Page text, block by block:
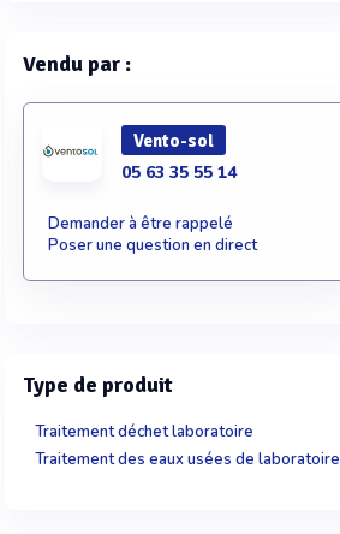
Vendu par :
Vento-sol
05 63 35 55 14
Demander à être rappelé
Poser une question en direct
Type de produit
Traitement déchet laboratoire
Traitement des eaux usées de laboratoire